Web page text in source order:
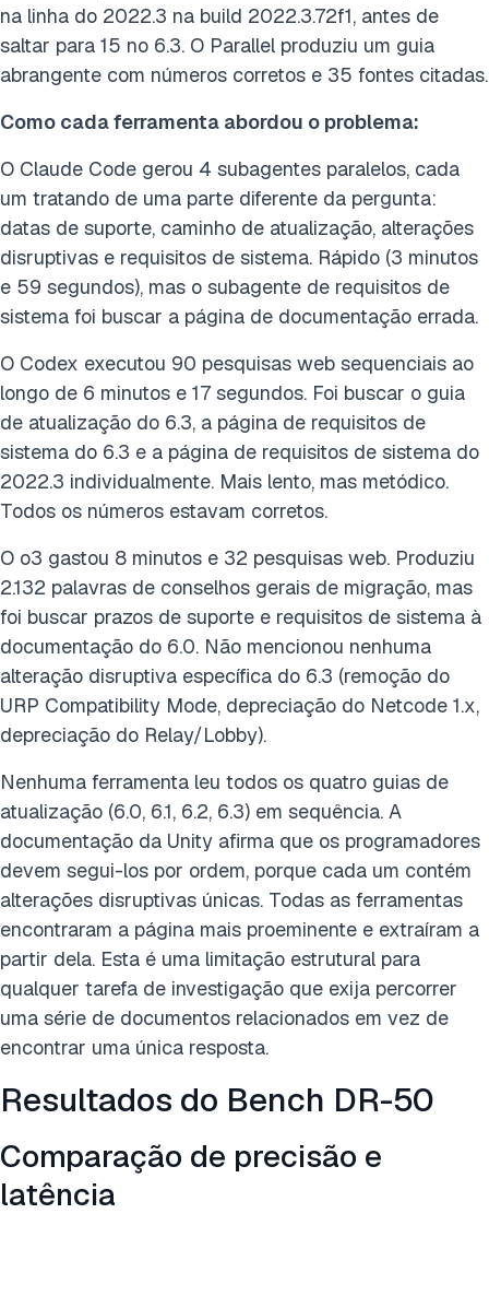
na linha do 2022.3 na build 2022.3.72f1, antes de
saltar para 15 no 6.3. O Parallel produziu um guia
abrangente com números corretos e 35 fontes citadas.
Como cada ferramenta abordou o problema:
O Claude Code gerou 4 subagentes paralelos, cada
um tratando de uma parte diferente da pergunta:
datas de suporte, caminho de atualização, alterações
disruptivas e requisitos de sistema. Rápido (3 minutos
e 59 segundos), mas o subagente de requisitos de
sistema foi buscar a página de documentação errada.
O Codex executou 90 pesquisas web sequenciais ao
longo de 6 minutos e 17 segundos. Foi buscar o guia
de atualização do 6.3, a página de requisitos de
sistema do 6.3 e a página de requisitos de sistema do
2022.3 individualmente. Mais lento, mas metódico.
Todos os números estavam corretos.
O o3 gastou 8 minutos e 32 pesquisas web. Produziu
2.132 palavras de conselhos gerais de migração, mas
foi buscar prazos de suporte e requisitos de sistema à
documentação do 6.0. Não mencionou nenhuma
alteração disruptiva específica do 6.3 (remoção do
URP Compatibility Mode, depreciação do Netcode 1.x,
depreciação do Relay/Lobby).
Nenhuma ferramenta leu todos os quatro guias de
atualização (6.0, 6.1, 6.2, 6.3) em sequência. A
documentação da Unity afirma que os programadores
devem segui-los por ordem, porque cada um contém
alterações disruptivas únicas. Todas as ferramentas
encontraram a página mais proeminente e extraíram a
partir dela. Esta é uma limitação estrutural para
qualquer tarefa de investigação que exija percorrer
uma série de documentos relacionados em vez de
encontrar uma única resposta.
Resultados do Bench DR-50
Comparação de precisão e
latência